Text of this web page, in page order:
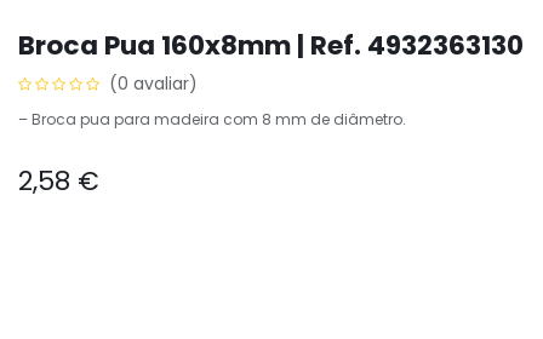
Broca Pua 160x8mm | Ref. 4932363130
(0 avaliar)
– Broca pua para madeira com 8 mm de diâmetro.
2,58 €